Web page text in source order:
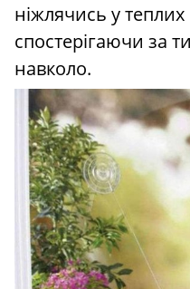
ніжлячись у
спостерігаючи за
навколо.